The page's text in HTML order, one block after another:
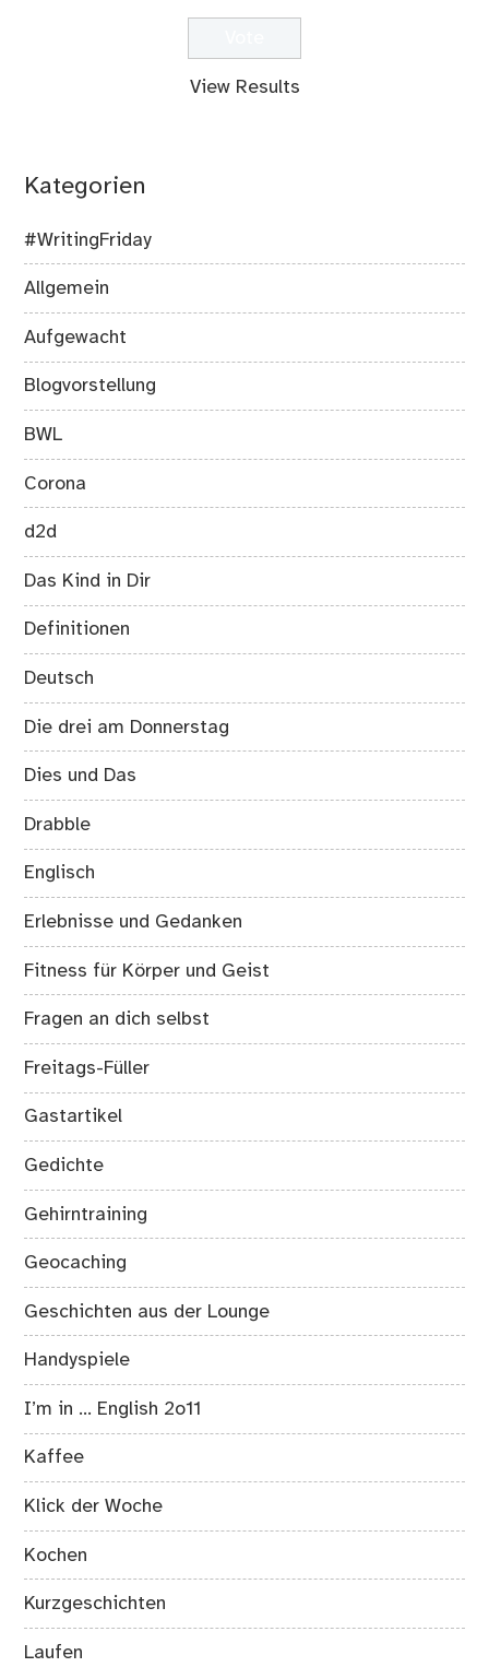
View Results
Kategorien
#WritingFriday
Allgemein
Aufgewacht
Blogvorstellung
BWL
Corona
d2d
Das Kind in Dir
Definitionen
Deutsch
Die drei am Donnerstag
Dies und Das
Drabble
Englisch
Erlebnisse und Gedanken
Fitness für Körper und Geist
Fragen an dich selbst
Freitags-Füller
Gastartikel
Gedichte
Gehirntraining
Geocaching
Geschichten aus der Lounge
Handyspiele
I’m in … English 2o11
Kaffee
Klick der Woche
Kochen
Kurzgeschichten
Laufen